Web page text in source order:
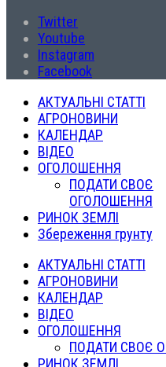
Twitter
Youtube
Instagram
Facebook
АКТУАЛЬНІ СТАТТІ
АГРОНОВИНИ
КАЛЕНДАР
ВІДЕО
ОГОЛОШЕННЯ
ПОДАТИ СВОЄ
ОГОЛОШЕННЯ
РИНОК ЗЕМЛІ
Збереження грунту
АКТУАЛЬНІ СТАТТІ
АГРОНОВИНИ
КАЛЕНДАР
ВІДЕО
ОГОЛОШЕННЯ
ПОДАТИ СВОЄ
РИНОК ЗЕМЛІ